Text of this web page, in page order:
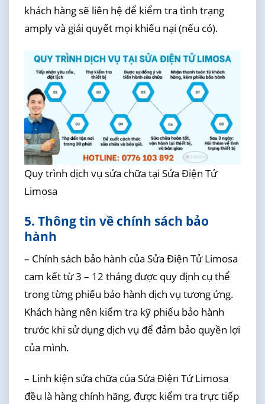
khách hàng sẽ liên hệ để kiểm tra tình trạng
amply và giải quyết mọi khiếu nại (nếu có).
Quy trình dịch vụ sửa chữa tại Sửa Điện Tử
Limosa
5. Thông tin về chính sách bảo
hành
– Chính sách bảo hành của Sửa Điện Tử Limosa
cam kết từ 3 – 12 tháng được quy định cụ thể
trong từng phiếu bảo hành dịch vụ tương ứng.
Khách hàng nên kiểm tra kỹ phiếu bảo hành
trước khi sử dụng dịch vụ để đảm bảo quyền lợi
của mình.
– Linh kiện sửa chữa của Sửa Điện Tử Limosa
đều là hàng chính hãng, được kiểm tra trực tiếp